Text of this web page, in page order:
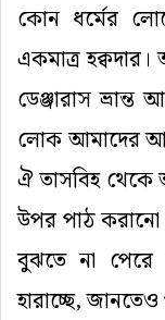
কোন ধর্মের
একমাত্র
ডেঞ্জারাস
লোক আমাদের
ঐ তাসবিহ থেকে
উপর পাঠ করানো
বুঝতে না পেরে
হারাচ্ছে, জানতেও